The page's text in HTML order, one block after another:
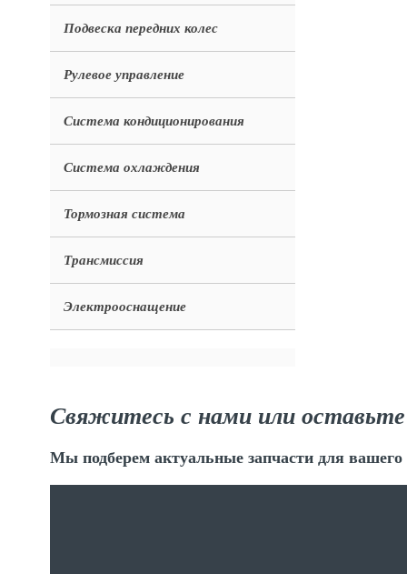
Подвеска передних колес
Рулевое управление
Система кондиционирования
Система охлаждения
Тормозная система
Трансмиссия
Электрооснащение
Свяжитесь с нами или оставьте
Мы подберем актуальные запчасти для вашего